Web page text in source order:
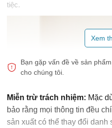
tiệc.
Xem
Bạn gặp vấn đề về sản
cho chúng tôi.
Miễn trừ trách nhiệm: Mặc
bảo rằng mọi thông tin đều
sản xuất có thể thay đổi danh